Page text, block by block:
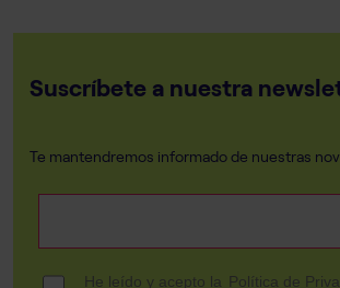
Suscríbete a nuestra
Te mantendremos informado de nuestras